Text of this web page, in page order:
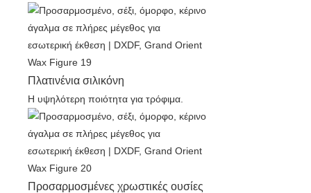
Πλατινένια σιλικόνη
Η υψηλότερη ποιότητα για τρόφιμα.
Προσαρμοσμένες χρωστικές ουσίες